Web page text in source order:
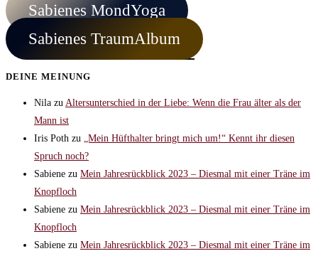
Sabienes MondYoga
Sabienes TraumAlbum
DEINE MEINUNG
Nila zu Altersunterschied in der Liebe: Wenn die Frau älter als der
Mann ist
Iris Poth zu
„Mein Hüfthalter bringt mich um!“ Kennt ihr diesen
Spruch noch?
Sabiene zu Mein Jahresrückblick 2023 – Diesmal mit einer Träne im
Knopfloch
Sabiene zu Mein Jahresrückblick 2023 – Diesmal mit einer Träne im
Knopfloch
Sabiene zu Mein Jahresrückblick 2023 – Diesmal mit einer Träne im